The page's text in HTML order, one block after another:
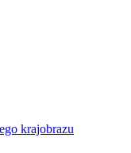
krajobrazu